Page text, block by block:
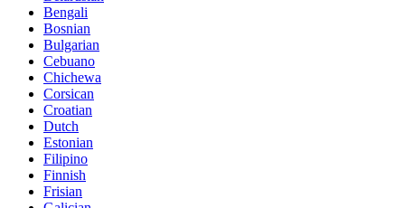
Bengali
Bosnian
Bulgarian
Cebuano
Chichewa
Corsican
Croatian
Dutch
Estonian
Filipino
Finnish
Frisian